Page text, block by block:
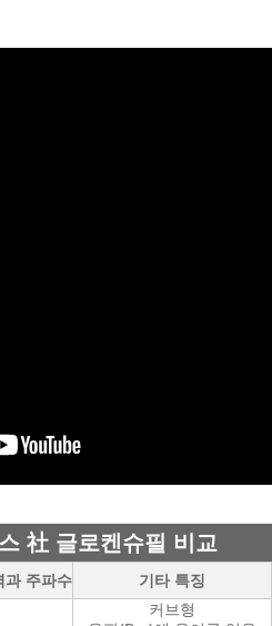
社 글로켄슈필 비교
과 주파수
기타 특징
커브형